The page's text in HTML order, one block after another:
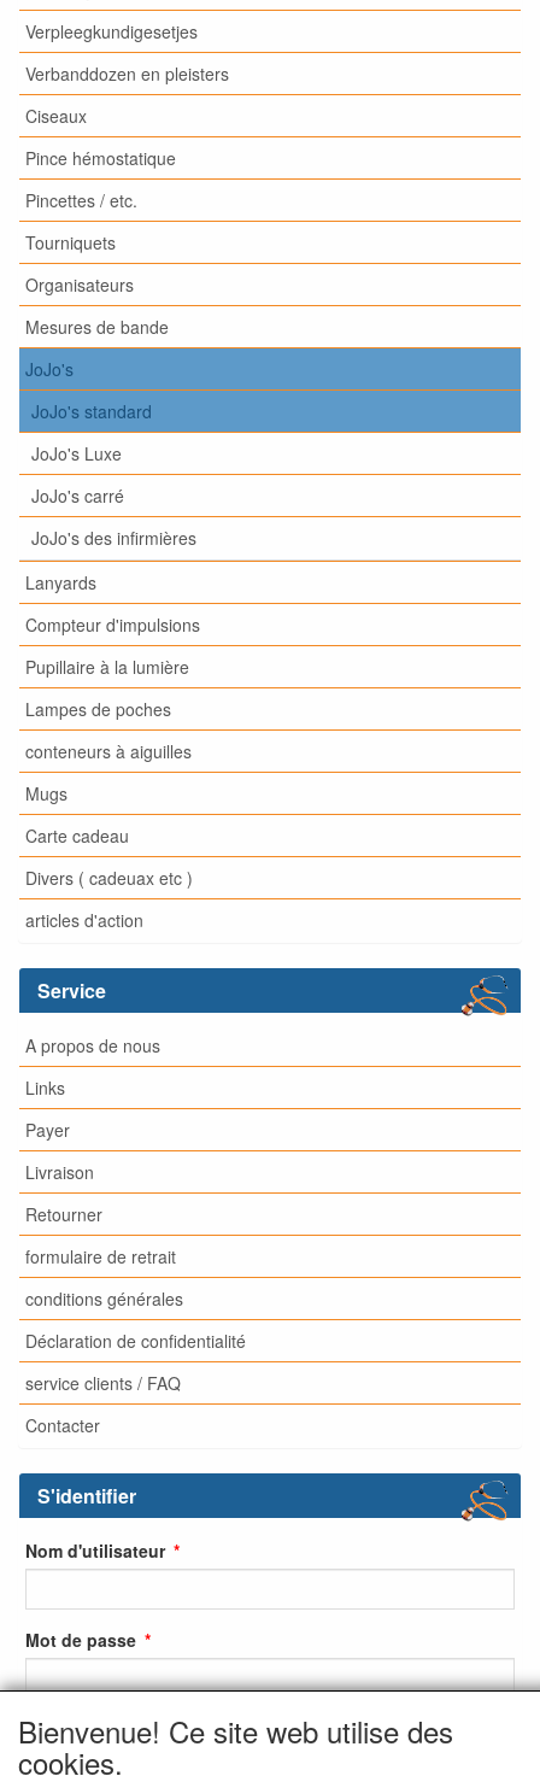
Verpleegkundigesetjes
Verbanddozen en pleisters
Ciseaux
Pince hémostatique
Pincettes / etc.
Tourniquets
Organisateurs
Mesures de bande
JoJo's
JoJo's standard
JoJo's Luxe
JoJo's carré
JoJo's des infirmières
Lanyards
Compteur d'impulsions
Pupillaire à la lumière
Lampes de poches
conteneurs à aiguilles
Mugs
Carte cadeau
Divers ( cadeuax etc )
articles d'action
Service
A propos de nous
Links
Payer
Livraison
Retourner
formulaire de retrait
conditions générales
Déclaration de confidentialité
service clients / FAQ
Contacter
S'identifier
Nom d'utilisateur
Mot de passe
S'identifier
Bienvenue! Ce site web utilise des
cookies.